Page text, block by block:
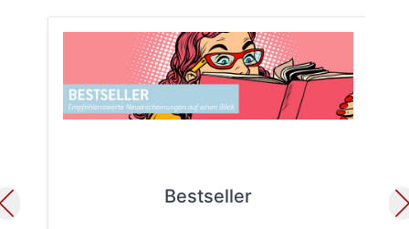
Bestseller